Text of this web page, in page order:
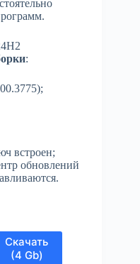
:
встроен;
обновлений
Скачать
(4 Gb)